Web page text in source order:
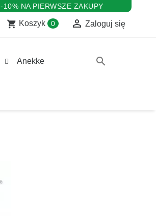
-10% NA PIERWSZE ZAKUPY
shopping_cart Koszyk 0  Zaloguj się
Anekke search